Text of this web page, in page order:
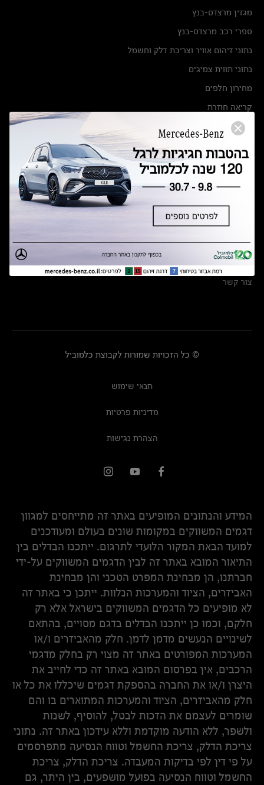
מגזין מרצדס-בנץ
ספרי רכב מרצדס-בנץ
נתוני זיהום אוויר וצריכת דלק וחשמל
נתוני תווית צמיגים
מחירון חלפים
קריאה חוזרת
הודעה על הטבות לרכבי מרצדס בהסדר פשרה בתצ 56447-02-19
תקנון ימי מכירות 120 לכלמוביל
מצאו אותנו
אולמות תצוגה
מרכזי שירות
צור קשר
© כל הזכויות שמורות לקבוצת כלמוביל
תנאי שימוש
מדיניות פרטיות
הצהרת נגישות
המידע והנתונים המופיעים באתר זה מתייחסים למגוון
דגמים המשווקים במקומות שונים בעולם ומעודכנים
למועד הבאת המקור הלועדי לתרגום. ייתכנו הבדלים בין
התיאור המובא באתר זה לבין הדגמים המשווקים על-ידי
חברתנו, הן מבחינת המפרט הטכני והן מבחינת
האביזרים, הציוד והמערכות הנלוות. ייתכן כי באתר זה
לא מופיעים כל הדגמים המשווקים בישראל אלא רק
חלקם, וכמו כן ייתכנו הבדלים בדגם מסויים, בהתאם
לשינויים הנעשים מדמן לדמן. חלק מהאביזרים ו/או
המערכות המפורטים באתר זה מצוי רק בחלק מדגמי
הרכבים, אין בפרסום המובא באתר זה כדי לחייב את
היצרן ו/או את החברה בהספקת דגמים שיכללו את כל או
חלק מהאביזרים, הציוד והמערכות המתוארים בו והם
שומרים לעצמם את הזכות לבטל, להוסיף, לשנות
ולשפר, ללא הודעה מוקדמת וללא עידכון באתר זה. נתוני
צריכת הדלק, צריכת החשמל וטווח הנסיעה מתפרסמים
על פי דין לפי בדיקות המעבדה. צריכת הדלק, צריכת
החשמל וטווח הנסיעה בפועל מושפעים, בין היתר, גם